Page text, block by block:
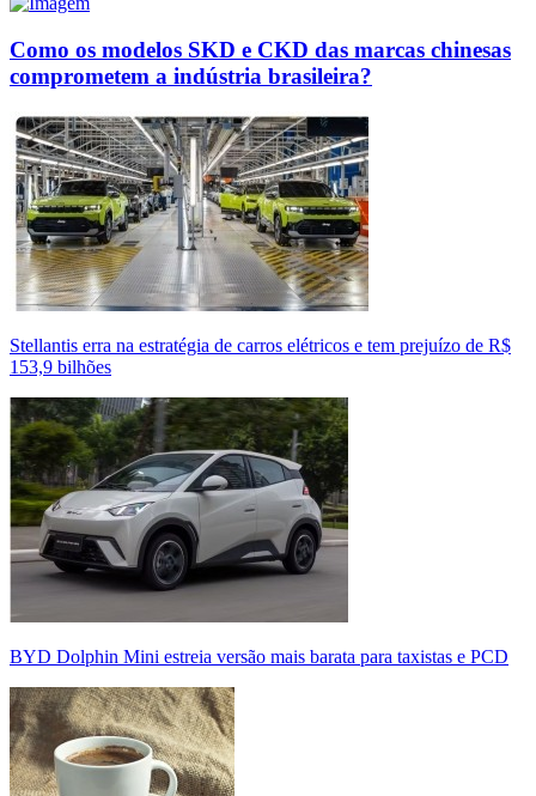
Como os modelos SKD e CKD das marcas chinesas
comprometem a indústria brasileira?
Stellantis erra na estratégia de carros elétricos e tem prejuízo de R$
153,9 bilhões
BYD Dolphin Mini estreia versão mais barata para taxistas e PCD